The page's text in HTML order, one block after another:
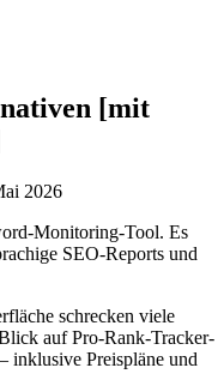
[mit
2026
Monitoring-Tool. Es
SEO-Reports und
schrecken viele
auf Pro-Rank-Tracker-
inklusive Preispläne und